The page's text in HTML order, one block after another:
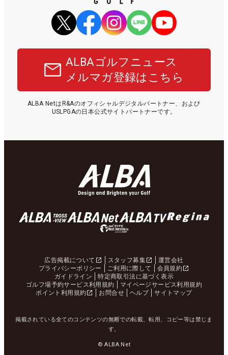
ALBAゴルフニュース
メルマガ登録はこちら
ALBA NetはR&Aのオフィシャルデジタルパートナー、および
USLPGAの日本公式サイトパートナーです。
広告掲載について スタッフ募集
運営会社
プライバシーポリシー
ご利用に際して
会員規約
ガイドライン
特定商取引法に基づく表示
ゴルフ場予約サービス利用規約
マイページサービス利用規約
ポイント利用規約
お問合せ ヘルプ サイトマップ
掲載されている全てのコンテンツの無断での転載、転用、コピー等は禁じま
す。
© ALBA Net